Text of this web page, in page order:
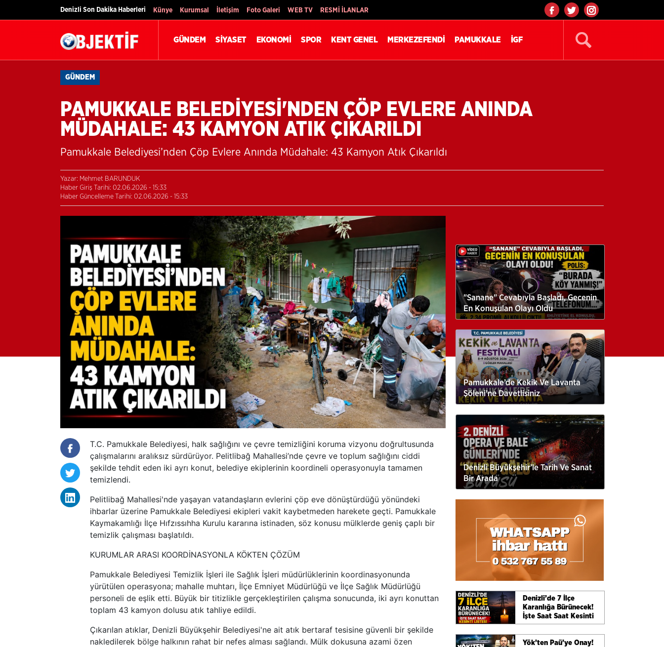
Denizli Son Dakika Haberleri Künye Kurumsal İletişim Foto Galeri WEB TV RESMİ İLANLAR
GÜNDEM SİYASET EKONOMİ SPOR KENT GENEL MERKEZEFENDİ PAMUKKALE İGF
GÜNDEM
PAMUKKALE BELEDİYESİ'NDEN ÇÖP EVLERE ANINDA
MÜDAHALE: 43 KAMYON ATIK ÇIKARILDI
Pamukkale Belediyesi’nden Çöp Evlere Anında Müdahale: 43 Kamyon Atık Çıkarıldı
Yazar: Mehmet BARUNDUK
Haber Giriş Tarihi: 02.06.2026 - 15:33
Haber Güncelleme Tarihi: 02.06.2026 - 15:33
T.C. Pamukkale Belediyesi, halk sağlığını ve çevre temizliğini koruma vizyonu doğrultusunda
çalışmalarını aralıksız sürdürüyor. Pelitlibağ Mahallesi’nde çevre ve toplum sağlığını ciddi
şekilde tehdit eden iki ayrı konut, belediye ekiplerinin koordineli operasyonuyla tamamen
temizlendi.
Pelitlibağ Mahallesi'nde yaşayan vatandaşların evlerini çöp eve dönüştürdüğü yönündeki
ihbarlar üzerine Pamukkale Belediyesi ekipleri vakit kaybetmeden harekete geçti. Pamukkale
Kaymakamlığı İlçe Hıfzıssıhha Kurulu kararına istinaden, söz konusu mülklerde geniş çaplı bir
temizlik çalışması başlatıldı.
KURUMLAR ARASI KOORDİNASYONLA KÖKTEN ÇÖZÜM
Pamukkale Belediyesi Temizlik İşleri ile Sağlık İşleri müdürlüklerinin koordinasyonunda
yürütülen operasyona; mahalle muhtarı, İlçe Emniyet Müdürlüğü ve İlçe Sağlık Müdürlüğü
personeli de eşlik etti. Büyük bir titizlikle gerçekleştirilen çalışma sonucunda, iki ayrı konuttan
toplam 43 kamyon dolusu atık tahliye edildi.
Çıkarılan atıklar, Denizli Büyükşehir Belediyesi'ne ait atık bertaraf tesisine güvenli bir şekilde
nakledilerek bölge halkının rahat bir nefes alması sağlandı. Mülk dokusuna azami özen
"Sanane" Cevabıyla Başladı, Gecenin
En Konuşulan Olayı Oldu
Pamukkale’de Kekik Ve Lavanta
Şöleni’ne Davetlisiniz
Denizli Büyükşehir’le Tarih Ve Sanat
Bir Arada
Denizli’de 7 İlçe
Karanlığa Bürünecek!
İşte Saat Saat Kesinti
Listesi
Yök’ten Paü’ye Onay!